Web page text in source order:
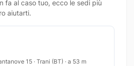
fa al caso tuo, ecco le sedi più
aiutarti.
15 · Trani (BT) · a 53 m